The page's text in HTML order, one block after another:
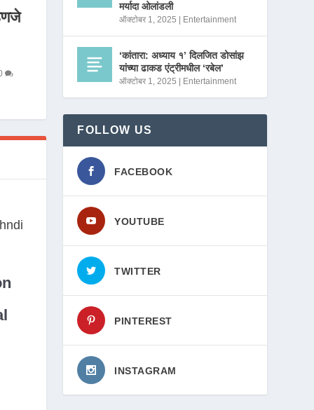
मर्यादा ओलांडली
ऑक्टोबर 1, 2025 Entertainment
‘कांतारा: अध्याय १’ दिलजित डोसांझ
यांच्या ढाकड एंट्रीमधील ‘रबेल’
ऑक्टोबर 1, 2025 Entertainment
FOLLOW US
FACEBOOK
YOUTUBE
TWITTER
PINTEREST
INSTAGRAM